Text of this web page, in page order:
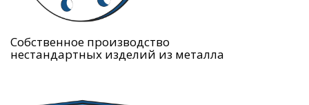
Собственное производство
нестандартных изделий из металла